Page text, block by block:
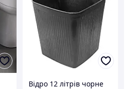
Відро 12 літрів чорне